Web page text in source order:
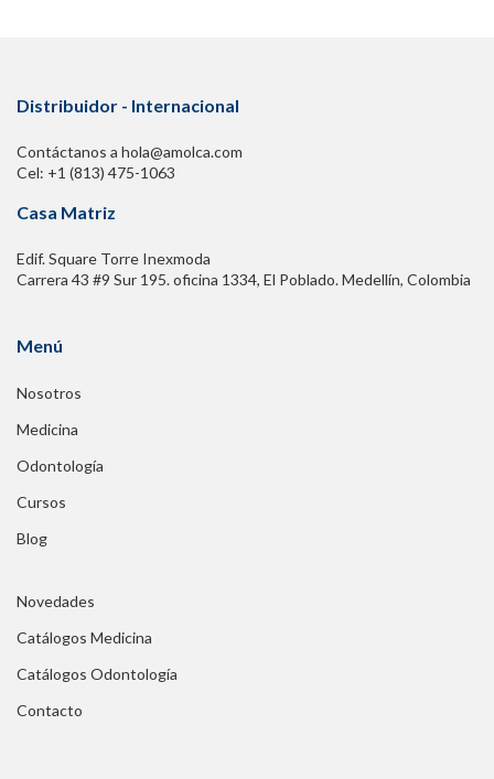
Distribuidor - Internacional
Contáctanos a hola@amolca.com
Cel: +1 (813) 475-1063
Casa Matriz
Edif. Square Torre Inexmoda
Carrera 43 #9 Sur 195. oficina 1334, El Poblado. Medellín, Colombia
Menú
Nosotros
Medicina
Odontología
Cursos
Blog
Novedades
Catálogos Medicina
Catálogos Odontología
Contacto